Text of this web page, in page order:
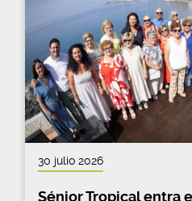
30 julio 2026
Sénior Tropical entra